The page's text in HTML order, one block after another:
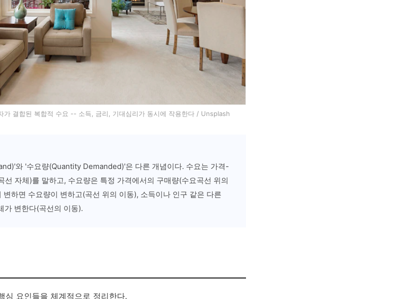
가 결합된 복합적 수요 -- 소득, 금리, 기대심리가 동시에 작용한다 / Unsplash
와 '수요량(Quantity Demanded)'은 다른 개념이다. 수요는 가격-
선 자체)를 말하고, 수요량은 특정 가격에서의 구매량(수요곡선 위의
변하면 수요량이 변하고(곡선 위의 이동), 소득이나 인구 같은 다른
가 변한다(곡선의 이동).
심 요인들을 체계적으로 정리한다.